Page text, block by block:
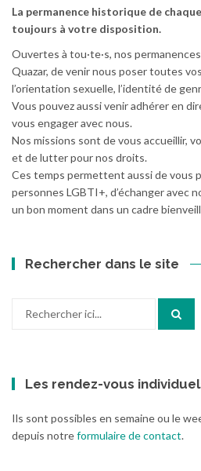
La permanence historique de
toujours à votre disposition.
Ouvertes à tou·te·s, nos
Quazar, de venir nous poser toutes
l’orientation sexuelle, l’identité de
Vous pouvez aussi venir adhérer en
vous engager avec nous.
Nos missions sont de vous accueillir,
et de lutter pour nos droits.
Ces temps permettent aussi de vous
personnes LGBTI+, d’échanger avec
un bon moment dans un cadre
Rechercher dans le site
Les rendez-vous
Ils sont possibles en semaine ou le
depuis notreformulaire de contact.